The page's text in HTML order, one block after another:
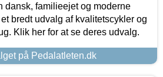
dansk, familieejet og moderne
bredt udvalg af kvalitetscykler og
Klik her for at se deres udvalg.
på Pedalatleten.dk